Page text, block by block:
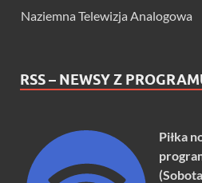
Naziemna Telewizja Analogowa
RSS – NEWSY Z
Piłka